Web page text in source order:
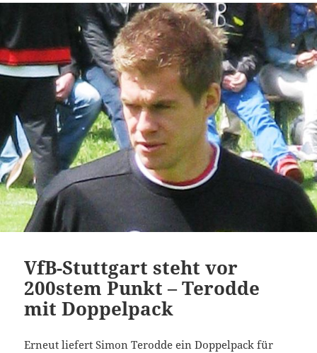
VfB-Stuttgart steht vor
200stem Punkt – Terodde
mit Doppelpack
Erneut liefert Simon Terodde ein Doppelpack für